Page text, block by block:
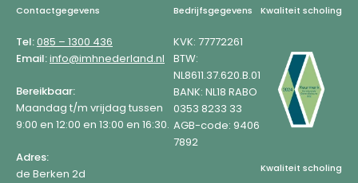
Footer
Contactgegevens
Tel:085 – 1300 436
Email:info@imhnederland.nl
Bereikbaar:
Maandag t/m vrijdag tussen
9:00 en 12:00 en 13:00 en 16:30.
Adres:
de Berken 2d
Bedrijfsgegevens
KVK: 77772261
BTW:
NL8611.37.620.B.01
BANK: NL18 RABO
0353 8233 33
AGB-code: 9406
7892
Kwaliteit scholing
Kwaliteit scholing